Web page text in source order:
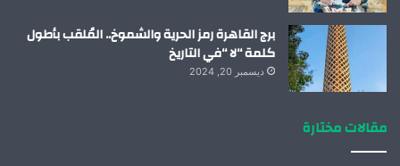
برج القاهرة رمز الحرية والشموخ.. المُلقب بأطول
كلمة “لا “في التاريخ
ديسمبر 20, 2024
مقالات مختارة